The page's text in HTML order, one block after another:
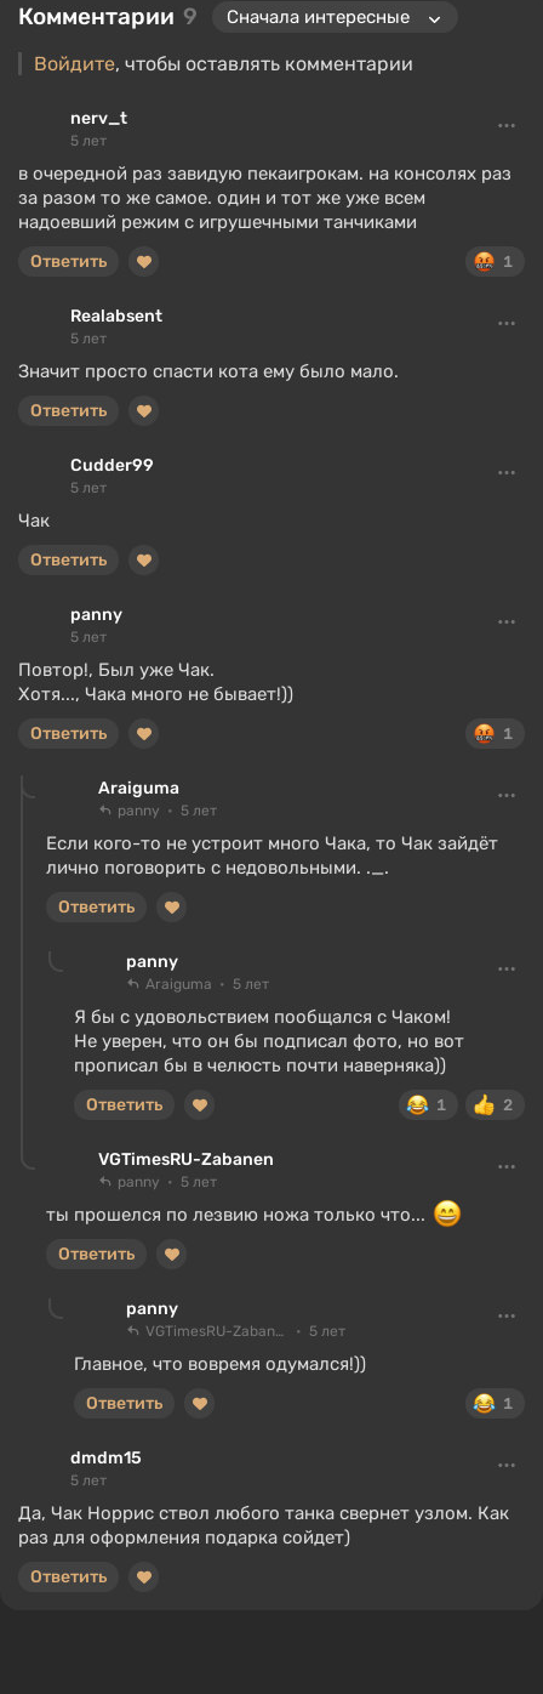
Комментарии 9
Войдите, чтобы оставлять комментарии
nerv_t
5 лет
в очередной раз завидую пекаигрокам. на консолях раз
за разом то же самое. один и тот же уже всем
надоевший режим с игрушечными танчиками
1
Ответить
Realabsent
5 лет
Значит просто спасти кота ему было мало.
Ответить
Cudder99
5 лет
Чак
Ответить
panny
5 лет
Повтор!, Был уже Чак.
Хотя..., Чака много не бывает!))
1
Ответить
Araiguma
panny 5 лет
Если кого-то не устроит много Чака, то Чак зайдёт
лично поговорить с недовольными. ._.
Ответить
panny
Araiguma 5 лет
Я бы с удовольствием пообщался с Чаком!
Не уверен, что он бы подписал фото, но вот
прописал бы в челюсть почти наверняка))
1 2
Ответить
VGTimesRU-Zabanen
panny 5 лет
ты прошелся по лезвию ножа только что...
Ответить
panny
VGTimesRU-Zabanen 5 лет
Главное, что вовремя одумался!))
1
Ответить
dmdm15
5 лет
Да, Чак Норрис ствол любого танка свернет узлом. Как
раз для оформления подарка сойдет)
Ответить